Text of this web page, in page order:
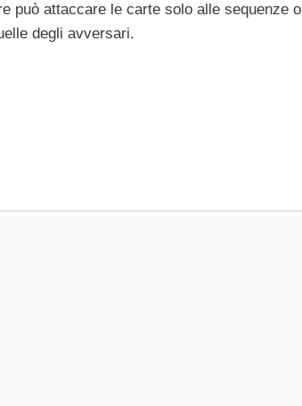
può attaccare le carte solo alle sequenze o
degli avversari.